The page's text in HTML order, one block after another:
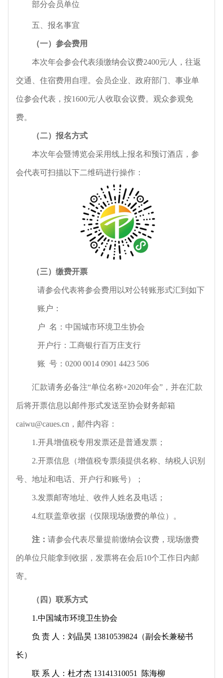
部分会员单位
五、报名事宜
（一）参会费用
本次年会参会代表须缴纳会议费2400元/人，往返
交通、住宿费用自理。会员企业、政府部门、事业单
位参会代表，按1600元/人收取会议费。观众参观免
费。
（二）报名方式
本次年会暨博览会采用线上报名和预订酒店，参
会代表可扫描以下二维码进行操作：
（三）缴费开票
请参会代表将参会费用以对公转账形式汇到如下
账户：
户 名：中国城市环境卫生协会
开户行：工商银行百万庄支行
账 号：0200 0014 0901 4423 506
汇款请务必备注“单位名称+2020年会”，并在汇款
后将开票信息以邮件形式发送至协会财务邮箱
caiwu@caues.cn，邮件内容：
1.开具增值税专用发票还是普通发票；
2.开票信息（增值税专票须提供名称、纳税人识别
号、地址和电话、开户行和账号）；
3.发票邮寄地址、收件人姓名及电话；
4.红联盖章收据（仅限现场缴费的单位）。
注：请参会代表尽量提前缴纳会议费，现场缴费
的单位只能拿到收据，发票将在会后10个工作日内邮
寄。
（四）联系方式
1.中国城市环境卫生协会
负 责 人：刘晶昊 13810539824（副会长兼秘书
长）
联 系 人：杜才杰 13141310051 陈海柳